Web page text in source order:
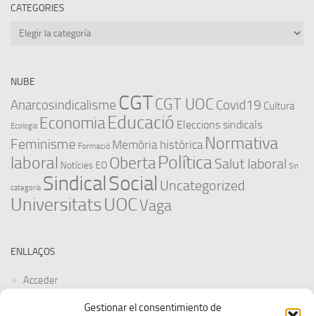
Gestionar el consentimiento de
CATEGORIES
Categories
NUBE
Anarcosindicalisme CGTCGT UOC Covid19 Cultura
Ecologia Economia Educació Eleccions sindicals
Feminisme Formació Memòria històrica Normativa
laboral Notícies EO ObertaPolíticaSalut laboral Sin
categoría SindicalSocial Uncategorized
UniversitatsUOCVaga
ENLLAÇOS
Acceder
Feed de entradas